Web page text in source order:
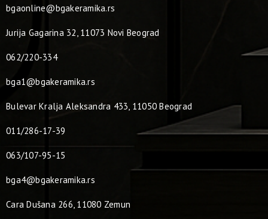
bgaonline@bgakeramika.rs
Jurija Gagarina 32, 11073 Novi Beograd
062/220-334
bga1@bgakeramika.rs
Bulevar Kralja Aleksandra 433, 11050 Beograd
011/286-17-39
063/107-95-15
bga4@bgakeramika.rs
Cara Dušana 266, 11080 Zemun